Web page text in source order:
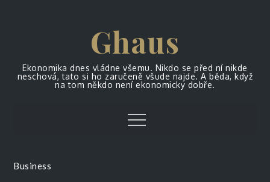
Ghaus
Ekonomika dnes vládne všemu. Nikdo se před ní nikde
neschová, tato si ho zaručeně všude najde. A běda, když
na tom někdo není ekonomicky dobře.
Menu
Business